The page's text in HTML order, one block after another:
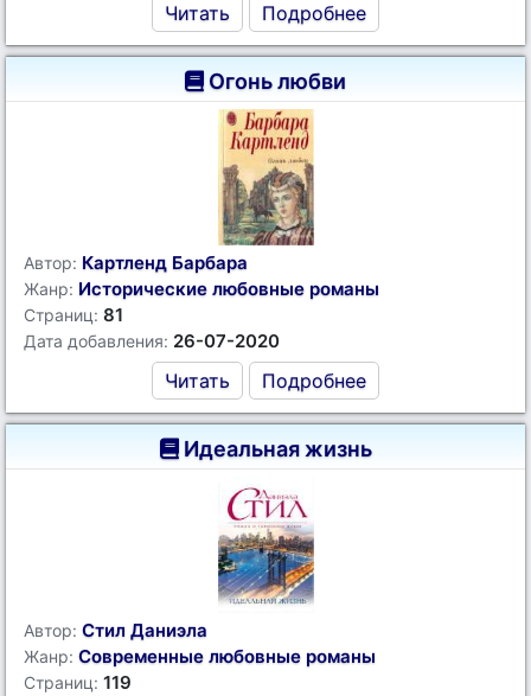
Читать Подробнее
Огонь любви
Автор: Картленд Барбара
Жанр: Исторические любовные романы
Страниц: 81
Дата добавления: 26-07-2020
Читать Подробнее
Идеальная жизнь
Автор: Стил Даниэла
Жанр: Современные любовные романы
Страниц: 119